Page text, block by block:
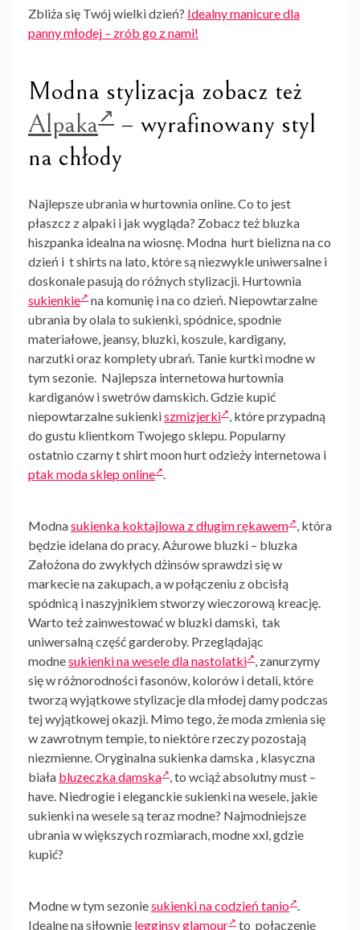
Zbliża się Twój wielki dzień? Idealny manicure dla
panny młodej – zrób go z nami!
Modna stylizacja zobacz też
Alpaka
– wyrafinowany styl
na chłody
Najlepsze ubrania whurtowniaonline. Co to jest
płaszcz z alpaki i jak wygląda? Zobacz też bluzka
hiszpanka idealna na wiosnę. Modna hurt bieliznana co
dzień i t shirts na lato, które są niezwykle uniwersalne i
doskonale pasują do różnych stylizacji. Hurtownia
sukienkie
na komunię i na co dzień. Niepowtarzalne
ubrania by olala to sukienki, spódnice, spodnie
materiałowe, jeansy, bluzki, koszule, kardigany,
narzutki oraz komplety ubrań. Tanie kurtkimodne w
tym sezonie. Najlepsza internetowa hurtownia
kardiganów i swetrów damskich. Gdzie kupić
niepowtarzalne sukienkiszmizjerki , które przypadną
do gustu klientkom Twojego sklepu. Popularny
ostatnio czarny t shirtmoon hurtodzieży internetowa i
ptak moda sklep online .
Modnasukienka koktajlowa z długim rękawem , która
będzie idelana do pracy. Ażurowe bluzki – bluzka
Założona do zwykłych dżinsów sprawdzi się w
markecie na zakupach, a w połączeniu z obcisłą
spódnicą i naszyjnikiem stworzy wieczorową kreację.
Warto też zainwestować w bluzki damski, tak
uniwersalną część garderoby. Przeglądając
modnesukienki na wesele dla nastolatki , zanurzymy
się w różnorodności fasonów, kolorów i detali, które
tworzą wyjątkowe stylizacje dla młodej damy podczas
tej wyjątkowej okazji. Mimo tego, że moda zmienia się
w zawrotnym tempie, to niektóre rzeczy pozostają
niezmienne. Oryginalnasukienka damska , klasyczna
biała bluzeczka damska , to wciąż absolutny must –
have. Niedrogie ieleganckie sukienki na wesele, jakie
sukienki na wesele są teraz modne? Najmodniejsze
ubrania w większych rozmiarach, modne xxl, gdzie
kupić?
Modne w tym sezoniesukienki na codzień tanio .
Idealne na siłownię legginsy glamour to połączenie